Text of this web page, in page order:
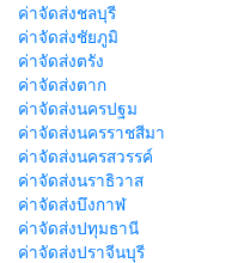
ค่าจัดส่งชลบุรี
ค่าจัดส่งชัยภูมิ
ค่าจัดส่งตรัง
ค่าจัดส่งตาก
ค่าจัดส่งนครปฐม
ค่าจัดส่งนครราชสีมา
ค่าจัดส่งนครสวรรค์
ค่าจัดส่งนราธิวาส
ค่าจัดส่งบึงกาฬ
ค่าจัดส่งปทุมธานี
ค่าจัดส่งปราจีนบุรี